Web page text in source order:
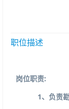
职位描述
岗位职责:
1、负责